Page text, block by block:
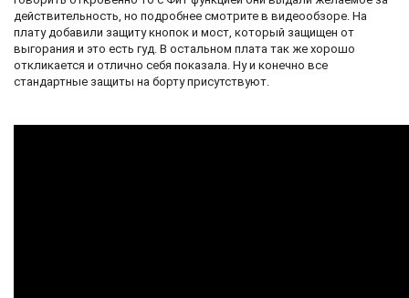
действительность, но подробнее смотрите в видеообзоре. На
плату добавили защиту кнопок и мост, который защищен от
выгорания и это есть гуд. В остальном плата так же хорошо
откликается и отлично себя показала. Ну и конечно все
стандартные защиты на борту присутствуют.